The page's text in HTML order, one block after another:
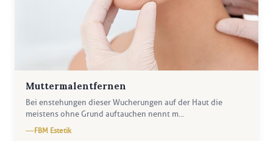
Muttermalentfernen
Bei enstehungen dieser Wucherungen auf der Haut die
meistens ohne Grund auftauchen nennt m...
FBM Estetik